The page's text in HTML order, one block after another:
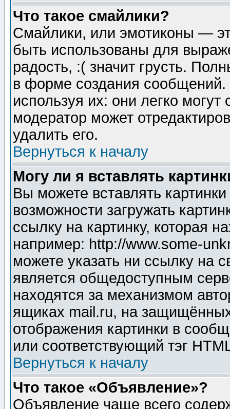
Что такое смайлики?
Смайлики, или эмотиконы —
быть использованы для
радость, :( значит грусть.
в форме создания сообщений.
используя их: они легко
модератор может
удалить его.
Вернуться к началу
Могу ли я вставлять
Вы можете вставлять
возможности загружать
ссылку на картинку, которая
например: http://www.some-
можете указать ни ссылку на
является общедоступным
находятся за механизмом
ящиках mail.ru, на
отображения картинки в
или соответствующий тэг
Вернуться к началу
Что такое «Объявление»?
Объявление чаще всего